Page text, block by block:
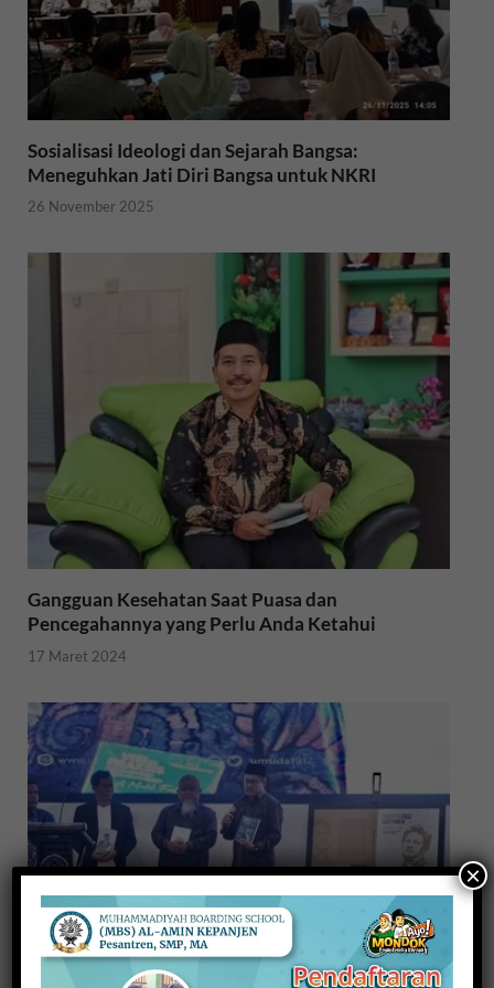
Sosialisasi Ideologi dan Sejarah Bangsa:
Meneguhkan Jati Diri Bangsa untuk NKRI
26 November 2025
Gangguan Kesehatan Saat Puasa dan
Pencegahannya yang Perlu Anda Ketahui
17 Maret 2024
Menebar Pemikiran Malik Fadjar, Dua Buku
×